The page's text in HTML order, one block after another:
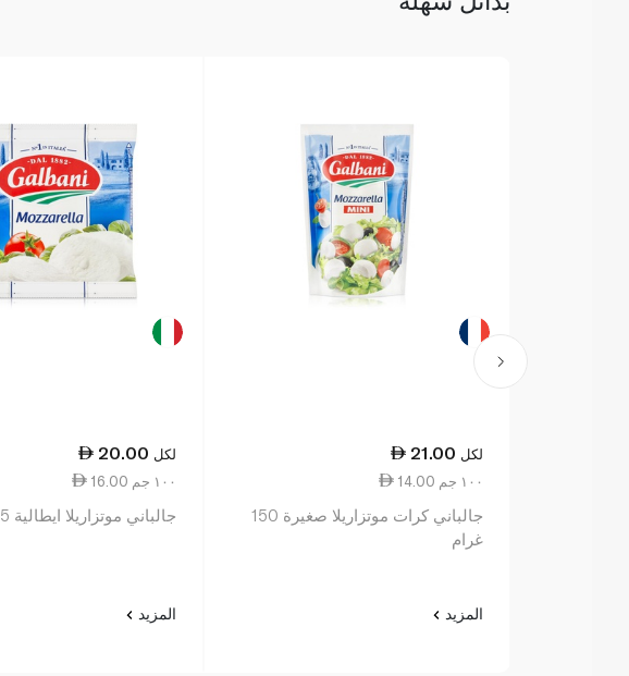
21.00 لكل
14.00 ١٠٠ جم
جالباني كرات موتزاريلا صغيرة 150
غرام
المزيد
20.00 لكل
16.00 ١٠٠ جم
جالباني موتزاريلا ايطالية 125 غرام
المزيد